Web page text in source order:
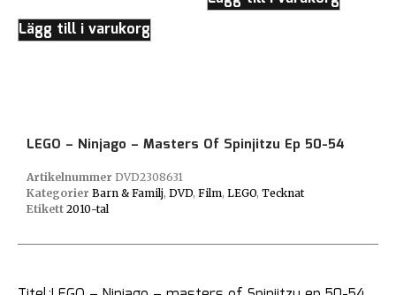
LEGO – Ninjago – Masters Of Spinjitzu Ep 50-54
Artikelnummer DVD2308631
Kategorier Barn & Familj, DVD, Film, LEGO, Tecknat
Etikett 2010-tal
Lägg till i varukorg